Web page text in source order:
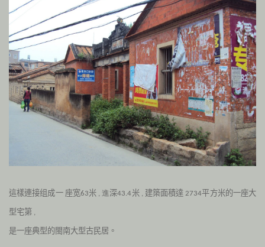
這樣連接组成一 座宽63米 , 進深43.4米 , 建築面積達2734平方米的一座大
型宅第 ,
是一座典型的閩南大型古民居。